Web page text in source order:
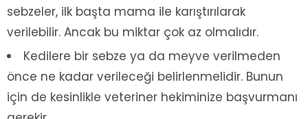
sebzeler, ilk başta mama ile karıştırılarak
verilebilir. Ancak bu miktar çok az olmalıdır.
Kedilere bir sebze ya da meyve verilmeden
önce ne kadar verileceği belirlenmelidir. Bunun
için de kesinlikle veteriner hekiminize başvurmanı